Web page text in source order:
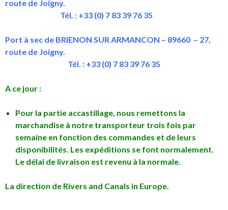
route de Joigny.
Tél. : +33 (0) 7 83 39 76 35
Port à sec de BRIENON SUR ARMANCON – 89660 – 27,
route de Joigny.
Tél. : +33 (0) 7 83 39 76 35
A ce jour :
Pour la partie accastillage, nous remettons la
marchandise à notre transporteur trois fois par
semaine en fonction des commandes et de leurs
disponibilités. Les expéditions se font normalement.
Le délai de livraison est revenu à la normale.
La direction de Rivers and Canals in Europe.